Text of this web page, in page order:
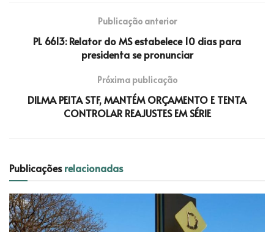
Publicação anterior
PL 6613: Relator do MS estabelece 10 dias para
presidenta se pronunciar
Próxima publicação
DILMA PEITA STF, MANTÉM ORÇAMENTO E TENTA
CONTROLAR REAJUSTES EM SÉRIE
Publicaçõesrelacionadas